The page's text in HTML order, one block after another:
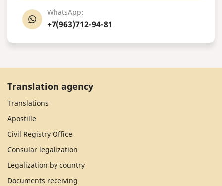
WhatsApp:
+7(963)712-94-81
Translation agency
Translations
Apostille
Civil Registry Office
Consular legalization
Legalization by country
Documents receiving